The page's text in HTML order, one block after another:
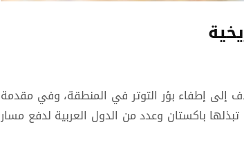
إلى إطفاء بؤر التوتر في المنطقة، وفي مقدمة
تبذلها باكستان وعدد من الدول العربية لدفع مسار